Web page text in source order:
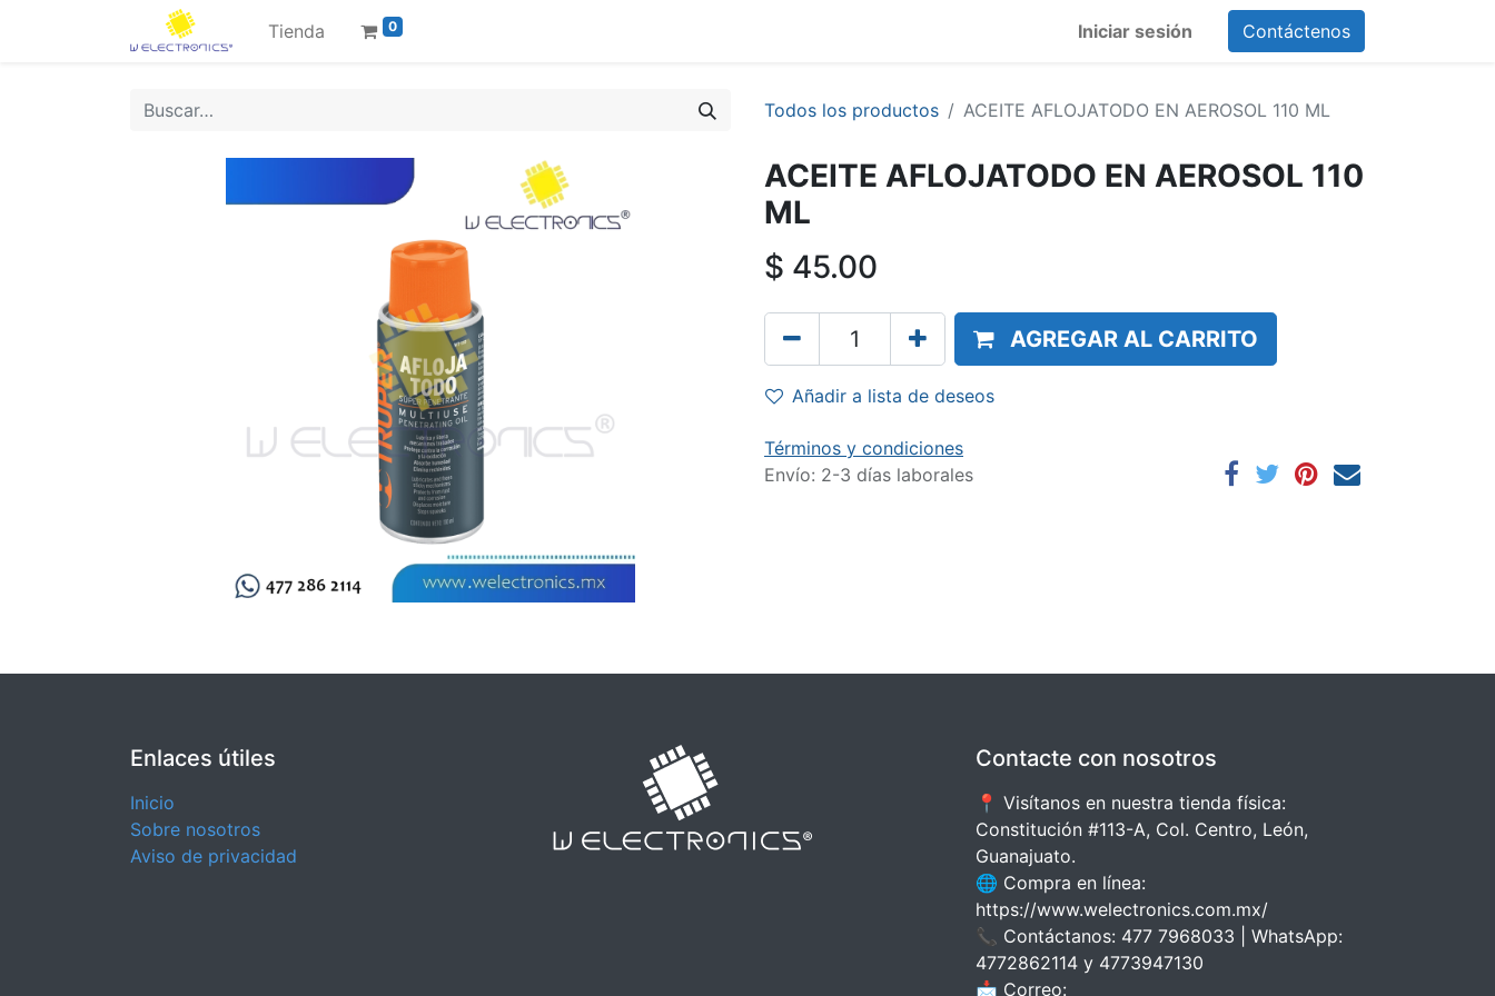
Tienda 0 Iniciar sesión Contáctenos
Todos los productos ACEITE AFLOJATODO EN AEROSOL 110 ML
ACEITE AFLOJATODO EN AEROSOL 110
ML
$ 45.00
AGREGAR AL CARRITO
Añadir a lista de deseos
Términos y condiciones
Envío: 2-3 días laborales
Enlaces útiles
Inicio
Sobre nosotros
Aviso de privacidad
Contacte con nosotros
📍 Visítanos en nuestra tienda física:
Constitución #113-A, Col. Centro, León,
Guanajuato.
🌐 Compra en línea:
https://www.welectronics.com.mx/
📞 Contáctanos: 477 7968033 | WhatsApp:
4772862114 y 4773947130
📩 Correo: